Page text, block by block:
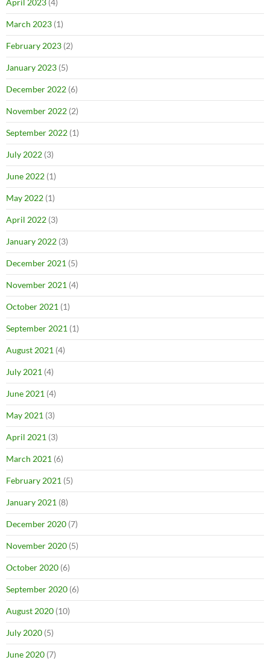
March 2023 (1)
February 2023 (2)
January 2023 (5)
December 2022 (6)
November 2022 (2)
September 2022 (1)
July 2022 (3)
June 2022 (1)
May 2022 (1)
April 2022 (3)
January 2022 (3)
December 2021 (5)
November 2021 (4)
October 2021 (1)
September 2021 (1)
August 2021 (4)
July 2021 (4)
June 2021 (4)
May 2021 (3)
April 2021 (3)
March 2021 (6)
February 2021 (5)
January 2021 (8)
December 2020 (7)
November 2020 (5)
October 2020 (6)
September 2020 (6)
August 2020 (10)
July 2020 (5)
June 2020 (7)